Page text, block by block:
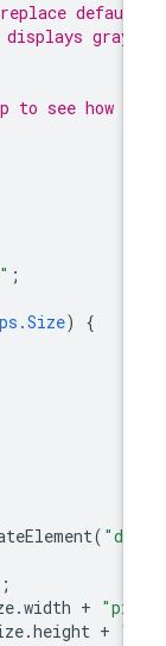
replace
displays
to see how
(
.width +
.height